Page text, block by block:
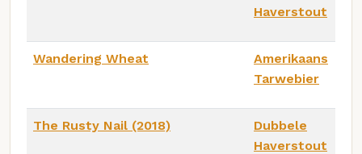
Haverstout
Wandering Wheat
Amerikaans
Tarwebier
The Rusty Nail (2018)
Dubbele
Haverstout